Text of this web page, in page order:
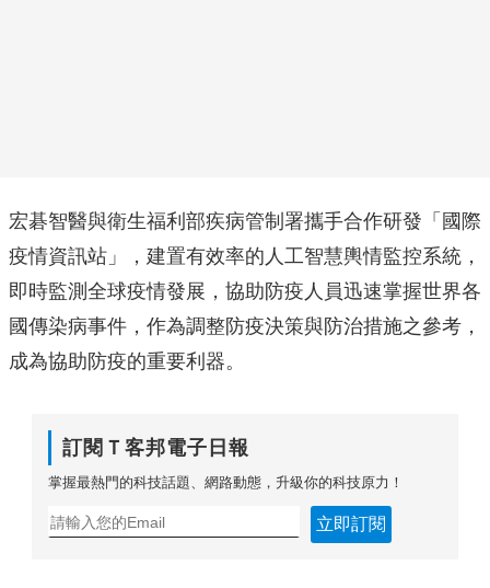
宏碁智醫與衛生福利部疾病管制署攜手合作研發「國際
疫情資訊站」，建置有效率的人工智慧輿情監控系統，
即時監測全球疫情發展，協助防疫人員迅速掌握世界各
國傳染病事件，作為調整防疫決策與防治措施之參考，
成為協助防疫的重要利器。
訂閱Ｔ客邦電子日報
掌握最熱門的科技話題、網路動態，升級你的科技原力！
立即訂閱